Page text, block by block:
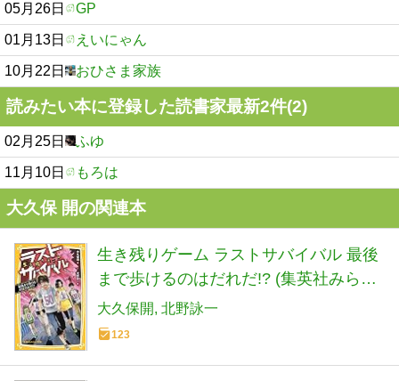
05月26日 GP
01月13日 えいにゃん
10月22日 おひさま家族
読みたい本に登録した読書家最新2件(2)
02月25日 ふゆ
11月10日 もろは
大久保 開の関連本
生き残りゲーム ラストサバイバル 最後
まで歩けるのはだれだ!? (集英社みらい
文庫)
大久保開 北野詠一
123